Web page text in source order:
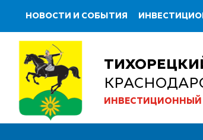
НОВОСТИ И СОБЫТИЯ
ИНВЕСТИЦИОННЫЙ